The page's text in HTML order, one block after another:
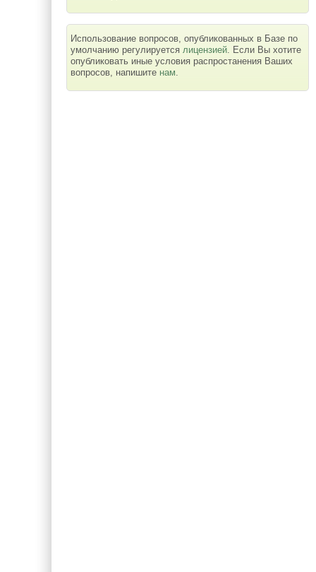
Использование вопросов, опубликованных в Базе по
умолчанию регулируется лицензией . Если Вы хотите
опубликовать иные условия распростанения Ваших
вопросов, напишите нам